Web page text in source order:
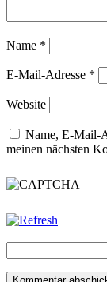
Name *
E-Mail-Adresse *
Website
Name, E-Mail-
meinen nächsten